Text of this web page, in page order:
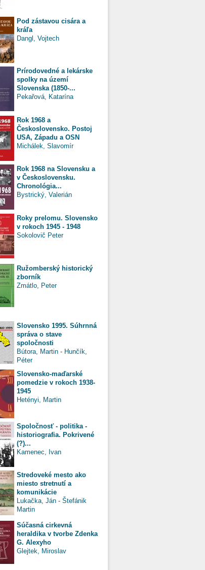
Pod zástavou cisára a
kráľa
Dangl, Vojtech
Prírodovedné a lekárske
spolky na území
Slovenska (1850-...
Pekařová, Katarína
Rok 1968 a
Československo. Postoj
USA, Západu a OSN
Michálek, Slavomír
Rok 1968 na Slovensku a
v Československu.
Chronológia...
Bystrický, Valerián
Roky prelomu. Slovensko
v rokoch 1945 - 1948
Sokolovič Peter
Ružomberský historický
zborník
Zmátlo, Peter
Slovensko 1995. Súhrnná
správa o stave
spoločnosti
Bútora, Martin - Hunčík,
Péter
Slovensko-maďarské
pomedzie v rokoch 1938-
1945
Hetényi, Martin
Spoločnosť - politika -
historiografia. Pokrivené
(?)...
Kamenec, Ivan
Stredoveké mesto ako
miesto stretnutí a
komunikácie
Lukačka, Ján - Štefánik
Martin
Súčasná cirkevná
heraldika v tvorbe Zdenka
G. Alexyho
Glejtek, Miroslav